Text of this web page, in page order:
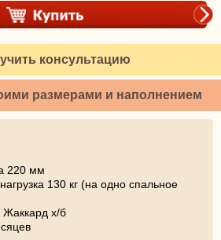
консультацию
размерами и наполнением
220 мм
130 кг (на одно спальное
Жаккард х/б